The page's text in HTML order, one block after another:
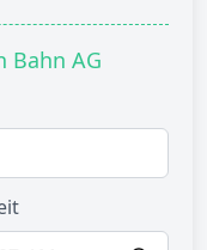
Bahn AG